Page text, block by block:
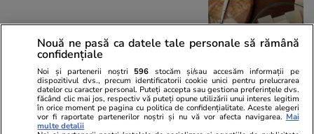
Ce este agar-agar și cum se
utilizează
Știri România 10:24
Nouă ne pasă ca datele tale personale să rămână
confidențiale
Noi și partenerii noștri 596 stocăm și/sau accesăm informații pe
dispozitivul dvs., precum identificatorii cookie unici pentru prelucrarea
datelor cu caracter personal. Puteți accepta sau gestiona preferințele dvs.
făcând clic mai jos, respectiv vă puteți opune utilizării unui interes legitim
în orice moment pe pagina cu politica de confidențialitate. Aceste alegeri
vor fi raportate partenerilor noștri și nu vă vor afecta navigarea. Mai
multe detalii